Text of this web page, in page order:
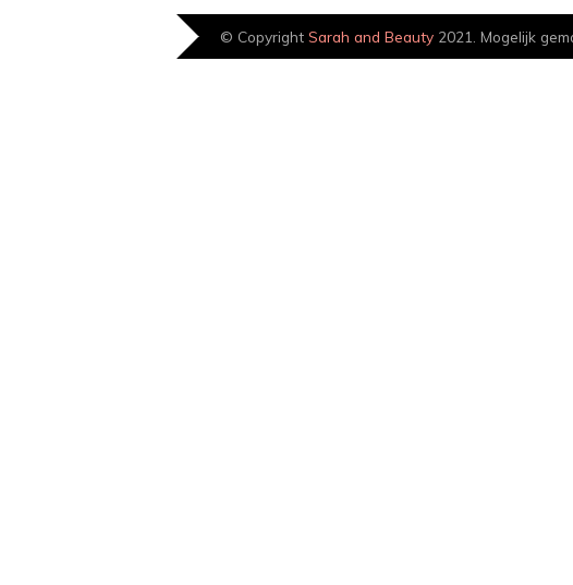
© Copyright Sarah and Beauty 2021. Mogelijk